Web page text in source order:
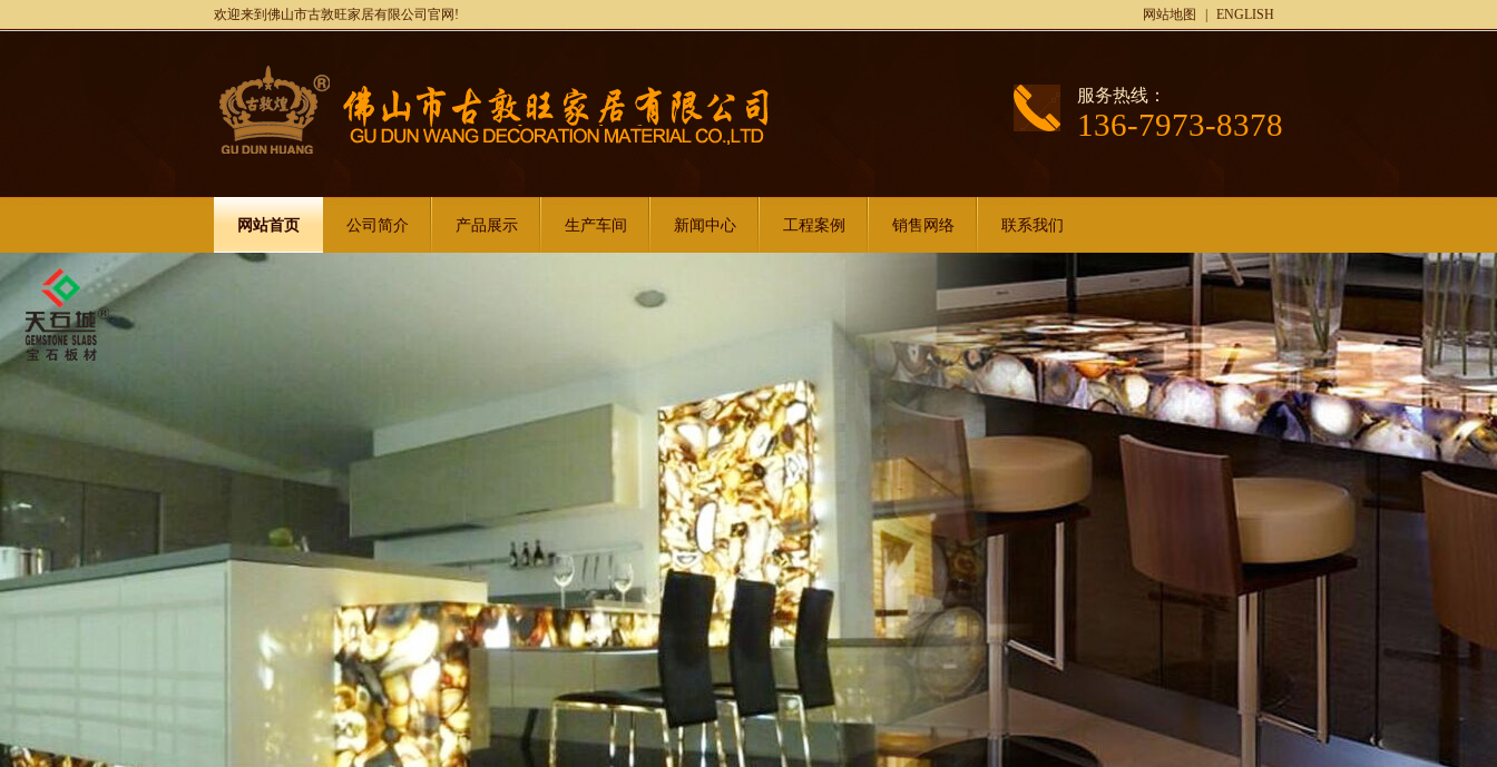
网站地图 ENGLISH
欢迎来到佛山市古敦旺家居有限公司官网!
服务热线：
136-7973-8378
网站首页 公司简介 产品展示 生产车间 新闻中心 工程案例 销售网络 联系我们